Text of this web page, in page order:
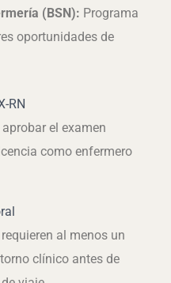
(BSN): Programa
oportunidades de
RN
el examen
como enfermero
al menos un
clínico antes de